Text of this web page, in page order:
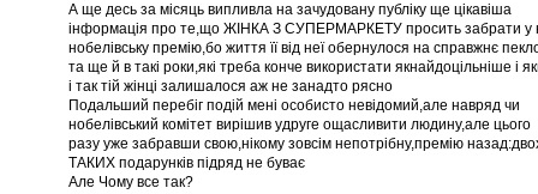
А ще десь за місяць випливла на зачудовану публіку ще цікавіша
інформація про те,що ЖІНКА З СУПЕРМАРКЕТУ просить забрати у
нобелівську премію,бо життя її від неї обернулося на справжнє
та ще й в такі роки,які треба конче використати якнайдоцільніше і
і так тій жінці залишалося аж не занадто рясно
Подальший перебіг подій мені особисто невідомий,але навряд чи
нобелівський комітет вирішив удруге ощасливити людину,але цього
разу уже забравши свою,нікому зовсім непотрібну,премію
ТАКИХ подарунків підряд не буває
Але Чому все так?